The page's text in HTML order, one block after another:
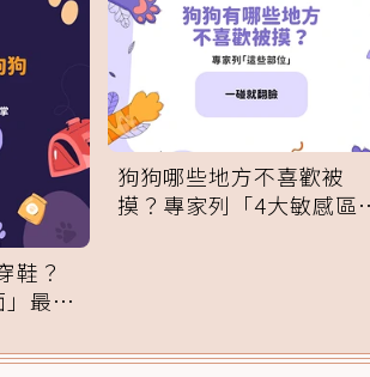
鞋？
最傷
狗狗哪些地方不喜歡被
摸？專家列「4大敏感區